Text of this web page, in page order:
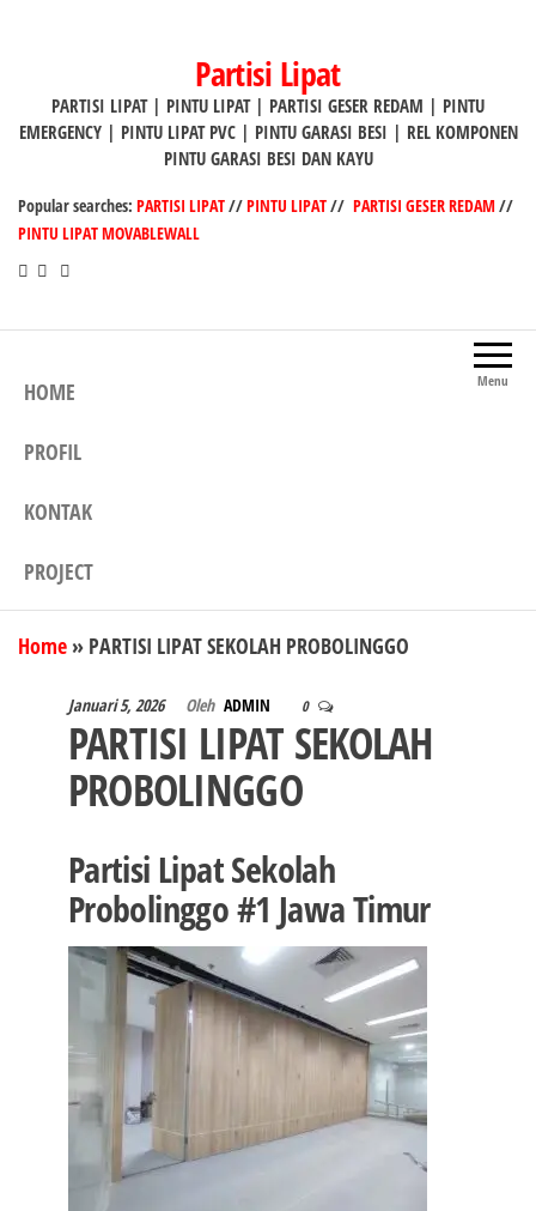
Partisi Lipat
PARTISI LIPAT | PINTU LIPAT | PARTISI GESER REDAM | PINTU
EMERGENCY | PINTU LIPAT PVC | PINTU GARASI BESI | REL KOMPONEN
PINTU GARASI BESI DAN KAYU
Popular searches: PARTISI LIPAT//PINTU LIPAT// PARTISI GESER REDAM//
PINTU LIPAT MOVABLEWALL
Menu
HOME
PROFIL
KONTAK
PROJECT
Home » PARTISI LIPAT SEKOLAH PROBOLINGGO
Januari 5, 2026 Oleh ADMIN 0
PARTISI LIPAT SEKOLAH
PROBOLINGGO
Partisi Lipat Sekolah
Probolinggo #1 Jawa Timur